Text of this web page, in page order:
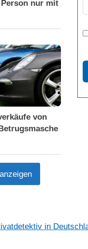
nur mit
von
in